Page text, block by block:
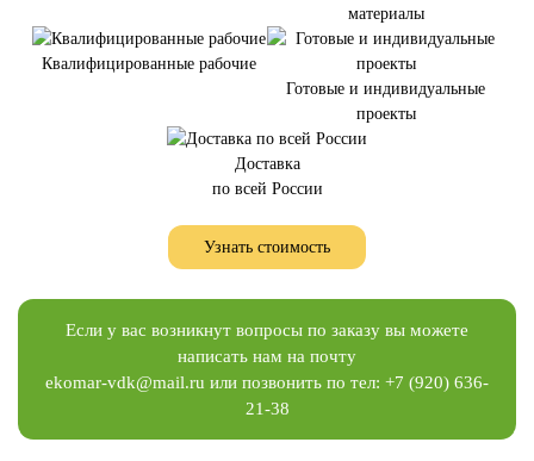
материалы
Квалифицированные рабочие
Готовые и индивидуальные
проекты
Доставка
по всей России
Узнать стоимость
Если у вас возникнут вопросы по заказу вы можете
написать нам на почту
ekomar-vdk@mail.ru или позвонить по тел: +7 (920) 636-
21-38